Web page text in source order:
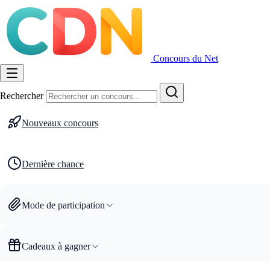
Concours du Net
Rechercher
Nouveaux concours
Dernière chance
Mode de participation
Cadeaux à gagner